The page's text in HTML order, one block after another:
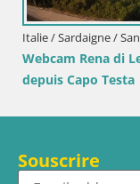
Souscrire